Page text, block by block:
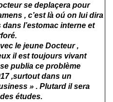
se deplaçera pour
, c’est là oú on lui dira
l’estomac interne et
le jeune Docteur ,
il est toujours vivant
publia ce problème
,surtout dans un
» . Plutard il sera
études.